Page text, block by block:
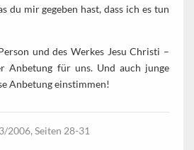
du mir gegeben hast, dass ich es tun
und des Werkes Jesu Christi –
Anbetung für uns. Und auch junge
Anbetung einstimmen!
2006, Seiten 28-31